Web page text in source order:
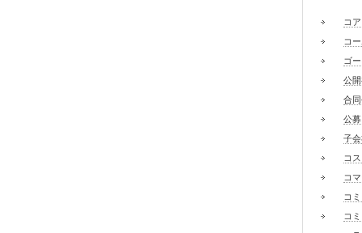
コ
コ
ゴ
公
合
公
子
コ
コ
コ
コ